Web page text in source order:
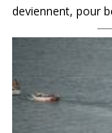
deviennent, pour